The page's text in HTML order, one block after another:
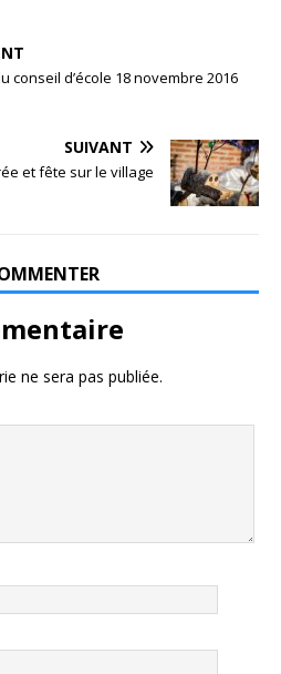
conseil d’école 18 novembre 2016
SUIVANT
et fête sur le village
ne sera pas publiée.